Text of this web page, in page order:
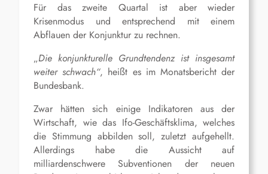
Für das zweite Quartal ist aber wieder
Krisenmodus und entsprechend mit einem
Abflauen der Konjunktur zu rechnen.
„Die konjunkturelle Grundtendenz ist insgesamt
weiter schwach“, heißt es im Monatsbericht der
Bundesbank.
Zwar hätten sich einige Indikatoren aus der
Wirtschaft, wie das Ifo-Geschäftsklima, welches
die Stimmung abbilden soll, zuletzt aufgehellt.
Allerdings habe die Aussicht auf
milliardenschwere Subventionen der neuen